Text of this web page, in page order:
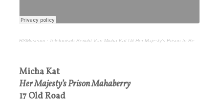
RSMuseum · Telefonisch Bericht Van Micha Kat Uit Her Majesty’s Prison In Belfast (34) 27 Oktober 2021.MP3
Micha Kat
Her Majesty’s Prison Mahaberry
17 Old Road